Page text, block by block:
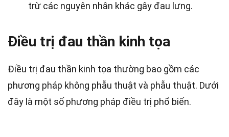
trừ các nguyên nhân khác gây đau lưng.
Điều trị đau thần kinh tọa
Điều trị đau thần kinh tọa thường bao gồm các
phương pháp không phẫu thuật và phẫu thuật. Dưới
đây là một số phương pháp điều trị phổ biến.